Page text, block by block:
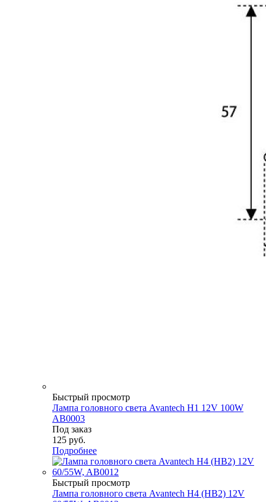
Быстрый просмотр
Лампа головного света Avantech H1 12V 100W
AB0003
Под заказ
125 руб.
Подробнее
Быстрый просмотр
Лампа головного света Avantech H4 (HB2) 12V